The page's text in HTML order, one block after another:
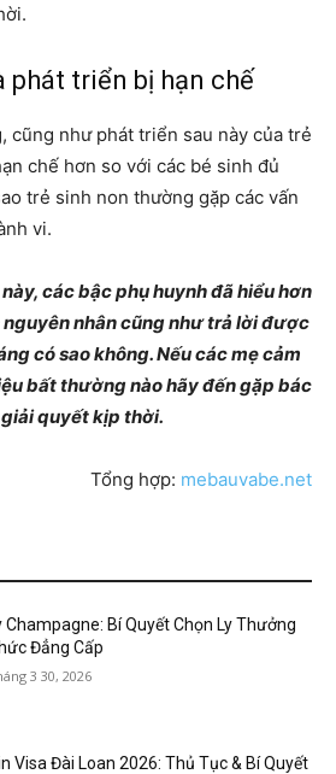
phát triển bị hạn chế
cũng như phát triển sau này của trẻ
chế hơn so với các bé sinh đủ
trẻ sinh non thường gặp các vấn
vi.
các bậc phụ huynh đã hiểu hơn
nguyên nhân cũng như trả lời được
có sao không. Nếu các mẹ cảm
bất thường nào hãy đến gặp bác
quyết kịp thời.
Tổng hợp: mebauvabe.net
Champagne: Bí Quyết Chọn Ly Thưởng
Đẳng Cấp
3 30, 2026
Visa Đài Loan 2026: Thủ Tục & Bí Quyết